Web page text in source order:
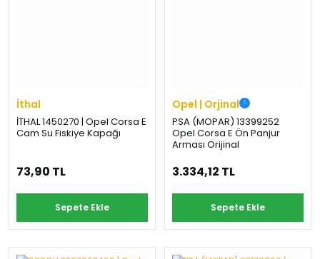
İthal
İTHAL 1450270 | Opel Corsa E
Cam Su Fiskiye Kapağı
73,90 TL
Sepete Ekle
Opel | Orjinal
PSA (MOPAR) 13399252
Opel Corsa E Ön Panjur
Arması Orijinal
3.334,12 TL
Sepete Ekle